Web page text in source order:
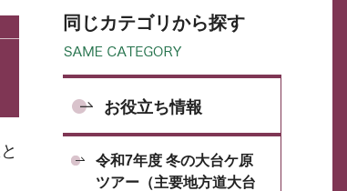
同じカテゴリから探す
お役立ち情報
令和7年度 冬の大台ケ原
ツアー（主要地方道大台